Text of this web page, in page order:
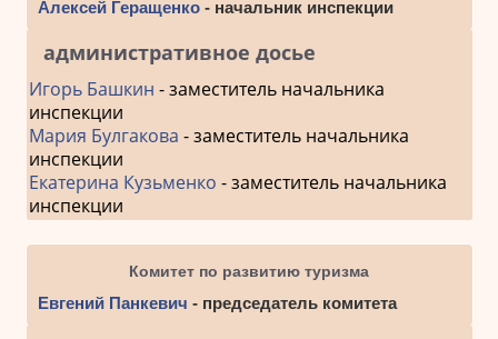
Алексей Геращенко- начальник инспекции
административное досье
Игорь Башкин - заместитель начальника
инспекции
Мария Булгакова - заместитель начальника
инспекции
Екатерина Кузьменко - заместитель начальника
инспекции
Комитет по развитию туризма
Евгений Панкевич - председатель комитета